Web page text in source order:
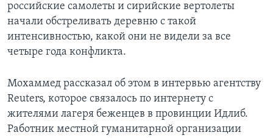
российские самолеты и сирийские вертолеты
начали обстреливать деревню с такой
интенсивностью, какой они не видели за все
четыре года конфликта.
Мохаммед рассказал об этом в интервью агентству
Reuters, которое связалось по интернету с
жителями лагеря беженцев в провинции Идлиб.
Работник местной гуманитарной организации